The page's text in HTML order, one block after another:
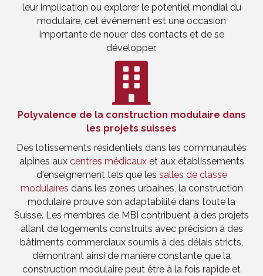
leur implication ou explorer le potentiel mondial du
modulaire, cet événement est une occasion
importante de nouer des contacts et de se
développer.
Polyvalence de la construction modulaire dans
les projets suisses
Des lotissements résidentiels dans les communautés
alpines aux centres médicauxet aux établissements
d'enseignement tels que les salles de classe
modulaires dans les zones urbaines, la construction
modulaire prouve son adaptabilité dans toute la
Suisse. Les membres de MBI contribuent à des projets
allant de logements construits avec précision à des
bâtiments commerciaux soumis à des délais stricts,
démontrant ainsi de manière constante que la
construction modulaire peut être à la fois rapide et